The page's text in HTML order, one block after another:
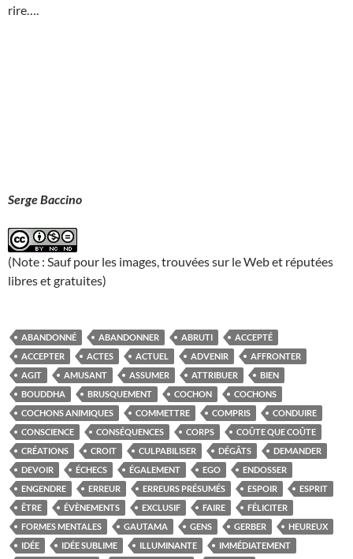
rire….
Serge Baccino
(Note : Sauf pour les images, trouvées sur le Web et réputées
libres et gratuites)
ABANDONNÉ ABANDONNER ABRUTI
ACCEPTÉ
ACCEPTER
ACTES ACTUEL ADVENIR
AFFRONTER
AGIT
AMUSANT ASSUMER ATTRIBUER
BIEN
BOUDDHA
BRUSQUEMENT COCHON
COCHONS
COCHONS ANIMIQUES
COMMETTRE COMPRIS
CONDUIRE
CONSCIENCE
CONSÉQUENCES CORPS
COÛTE QUE COÛTE
CRÉATIONS
CROIT CULPABILISER DÉGÂTS
DEMANDER
DEVOIR
ÉCHECS ÉGALEMENT EGO
ENDOSSER
ENGENDRE
ERREUR ERREURS PRÉSUMÉS ESPOIR
ESPRIT
ÊTRE
ÉVÈNEMENTS EXCLUSIF FAIRE
FÉLICITER
FORMES MENTALES
GAUTAMA GENS GERBER
HEUREUX
IDÉE
IDÉE SUBLIME ILLUMINANTE
IMMÉDIATEMENT